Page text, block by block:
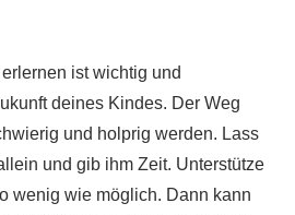
ist wichtig und
deines Kindes. Der Weg
und holprig werden. Lass
und gib ihm Zeit. Unterstütze
wenig wie möglich. Dann kann